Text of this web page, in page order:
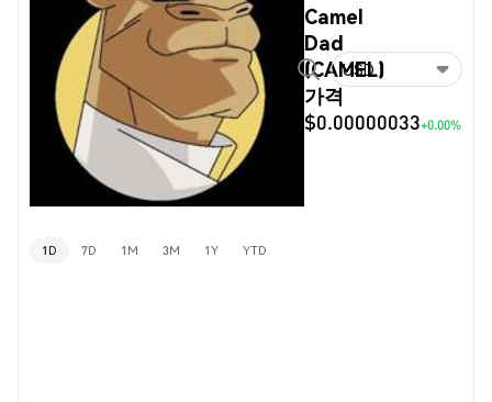
Camel
Dad
(CAMEL)
가격
$0.00000033+0.00%
USD
1D 7D 1M 3M 1Y YTD